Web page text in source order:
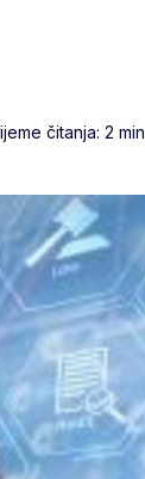
čitanja: 2 min